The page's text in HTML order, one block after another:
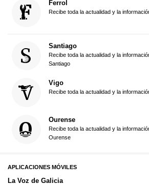
Ferrol
Recibe toda la actualidad y la
Santiago
Recibe toda la actualidad y la
Santiago
Vigo
Recibe toda la actualidad y la
Ourense
Recibe toda la actualidad y la
Ourense
APLICACIONES MÓVILES
La Voz de Galicia